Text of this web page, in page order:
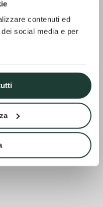
contenuti ed
social media e per